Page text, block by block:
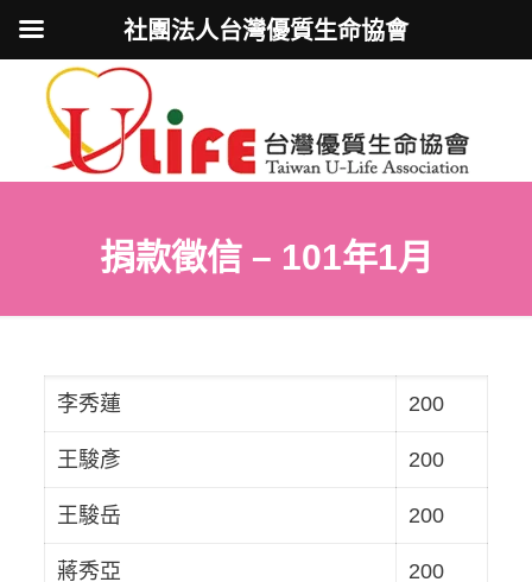
捐款徵信 – 101年1月
李秀蓮 200
王駿彥 200
王駿岳 200
蔣秀亞 200
社團法人台灣優質生命協會